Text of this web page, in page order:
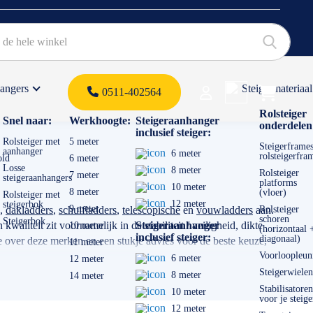
0511-402564
Snel naar:
Rolsteiger met
aanhanger
Losse
steigeraanhangers
Rolsteiger met
steigerbok
Steigerbok
Werkhoogte:
5 meter
6 meter
7 meter
8 meter
9 meter
10 meter
11 meter
12 meter
14 meter
Steigeraanhanger
inclusief steiger:
6 meter
8 meter
10 meter
12 meter
Steigeraanhanger
inclusief steiger:
6 meter
8 meter
10 meter
12 meter
Steigermateriaal
Rolsteiger
Rolsteiger
platforms
(vloer)
Rolsteiger
schoren
(horizontaal
diagonaal)
Steigerwielen
Stabilisatoren
voor je
,dakladders, schuifladders, telescopischeenvouwladders aan.
kwaliteit zit voornamelijk in de stabiliteit / veiligheid, dikte
deze merken en een stukje advies voor de beste keuze,
gaat gebruiken. Transporteert u de ladder veel? Dan is een